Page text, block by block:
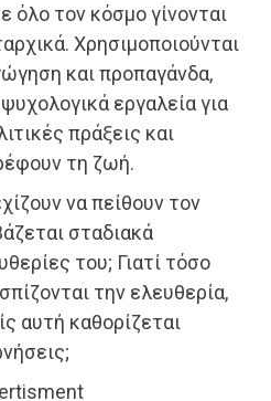
όλο τον κόσμο γίνονται
Χρησιμοποιούνται
και προπαγάνδα,
εργαλεία για
πράξεις και
τη ζωή.
να πείθουν τον
σταδιακά
του; Γιατί τόσο
την ελευθερία,
αυτή καθορίζεται